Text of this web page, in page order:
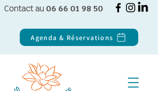
Contact au 06 66 01 98 50
Agenda & Réservations